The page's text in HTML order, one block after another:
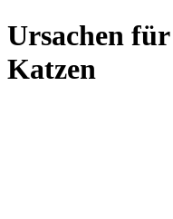
Ursachen
Katzen